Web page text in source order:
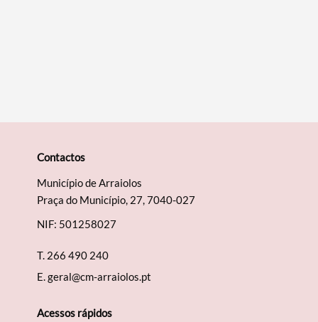
Contactos
Município de Arraiolos
Praça do Município, 27, 7040-027
NIF: 501258027
T. 266 490 240
E.geral@cm-arraiolos.pt
Acessos rápidos